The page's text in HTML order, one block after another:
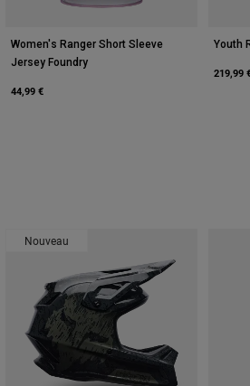
Women's Ranger Short Sleeve
Jersey Foundry
44,99 €
Youth
219,99
Nouveau